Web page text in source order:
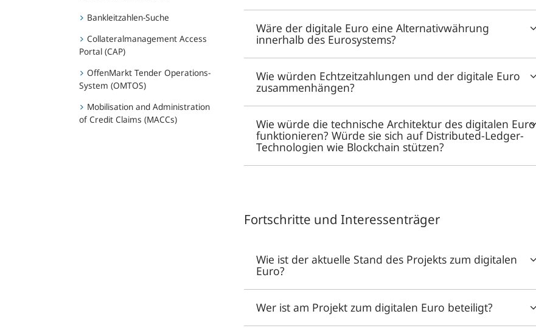
Bankleitzahlen-Suche
Collateralmanagement Access
Portal (CAP)
OffenMarkt Tender Operations-
System (OMTOS)
Mobilisation and Administration
of Credit Claims (MACCs)
Wäre der digitale Euro eine Alternativwährung
innerhalb des Eurosystems?
Wie würden Echtzeitzahlungen und der digitale Euro
zusammenhängen?
Wie würde die technische Architektur des digitalen Euro
funktionieren? Würde sie sich auf Distributed-Ledger-
Technologien wie Blockchain stützen?
Fortschritte und Interessenträger
Wie ist der aktuelle Stand des Projekts zum digitalen
Euro?
Wer ist am Projekt zum digitalen Euro beteiligt?